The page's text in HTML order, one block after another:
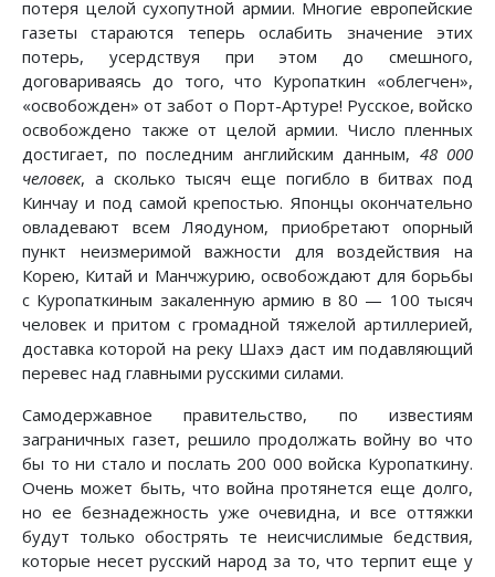
потеря целой сухопутной армии. Многие европейские
газеты стараются теперь ослабить значение этих
потерь, усердствуя при этом до смешного,
договариваясь до того, что Куропаткин «облегчен»,
«освобожден» от забот о Порт-Артуре! Русское, войско
освобождено также от целой армии. Число пленных
достигает, по последним английским данным, 48 000
человек, а сколько тысяч еще погибло в битвах под
Кинчау и под самой крепостью. Японцы окончательно
овладевают всем Ляодуном, приобретают опорный
пункт неизмеримой важности для воздействия на
Корею, Китай и Манчжурию, освобождают для борьбы
с Куропаткиным закаленную армию в 80 — 100 тысяч
человек и притом с громадной тяжелой артиллерией,
доставка которой на реку Шахэ даст им подавляющий
перевес над главными русскими силами.
Самодержавное правительство, по известиям
заграничных газет, решило продолжать войну во что
бы то ни стало и послать 200 000 войска Куропаткину.
Очень может быть, что война протянется еще долго,
но ее безнадежность уже очевидна, и все оттяжки
будут только обострять те неисчислимые бедствия,
которые несет русский народ за то, что терпит еще у